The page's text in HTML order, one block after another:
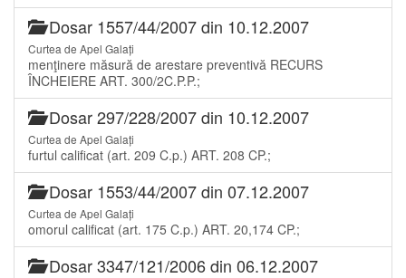
Dosar 1557/44/2007 din 10.12.2007
Curtea de Apel Galați
menţinere măsură de arestare preventivă RECURS
ÎNCHEIERE ART. 300/2C.P.P.;
Dosar 297/228/2007 din 10.12.2007
Curtea de Apel Galați
furtul calificat (art. 209 C.p.) ART. 208 CP.;
Dosar 1553/44/2007 din 07.12.2007
Curtea de Apel Galați
omorul calificat (art. 175 C.p.) ART. 20,174 CP.;
Dosar 3347/121/2006 din 06.12.2007